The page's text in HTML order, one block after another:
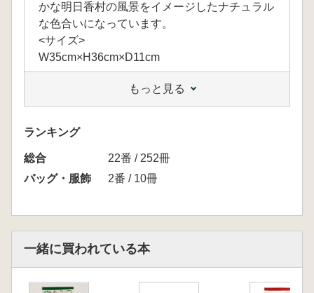
かな明日香村の風景をイメージしたナチュラル
な色合いになっています。
<サイズ>
W35cm×H36cm×D11cm
もっと見る
ランキング
総合
22番 / 252冊
バッグ・服飾
2番 / 10冊
一緒に買われている本